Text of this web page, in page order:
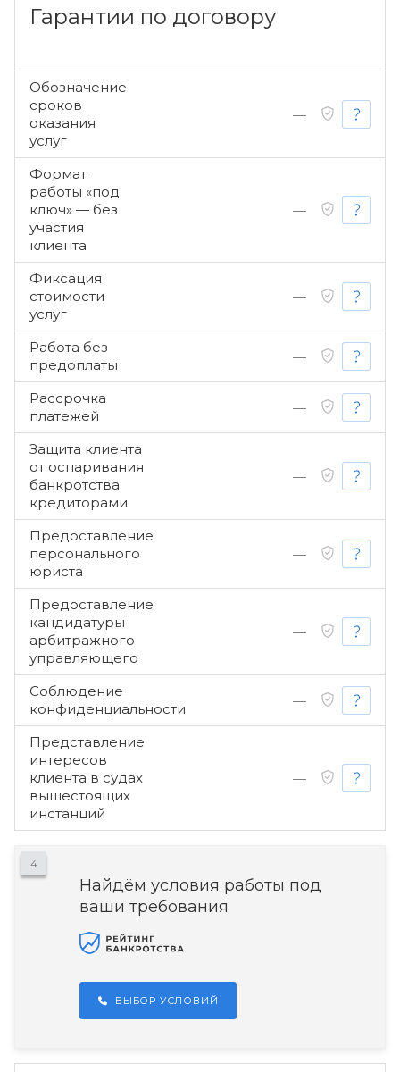
Гарантии по договору
Обозначение
сроков
оказания
услуг
—
Формат
работы «под
ключ» — без
участия
клиента
—
Фиксация
стоимости
услуг
—
Работа без
предоплаты
—
Рассрочка
платежей
—
Защита клиента
от оспаривания
банкротства
кредиторами
—
Предоставление
персонального
юриста
—
Предоставление
кандидатуры
арбитражного
управляющего
—
Соблюдение
конфиденциальности
—
Представление
интересов
клиента в судах
вышестоящих
инстанций
—
4
Найдём условия работы под
ваши требования
ВЫБОР УСЛОВИЙ